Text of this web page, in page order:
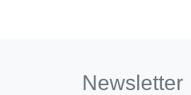
Newsletter